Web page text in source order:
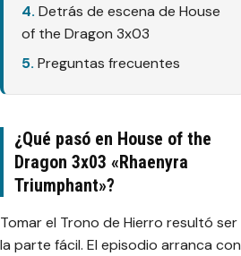
Detrás de escena de House
of the Dragon 3x03
Preguntas frecuentes
¿Qué pasó en House of the
Dragon 3x03 «Rhaenyra
Triumphant»?
Tomar el Trono de Hierro resultó ser
la parte fácil. El episodio arranca con